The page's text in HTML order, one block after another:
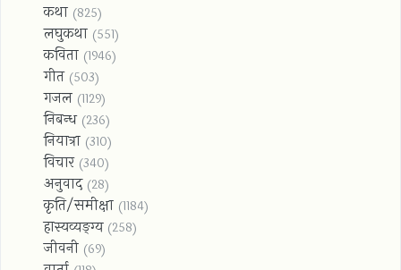
कथा (825)
लघुकथा (551)
कविता (1946)
गीत (503)
गजल (1129)
निबन्ध (236)
नियात्रा (310)
विचार (340)
अनुवाद (28)
कृति/समीक्षा (1184)
हास्यव्यङ्ग्य (258)
जीवनी (69)